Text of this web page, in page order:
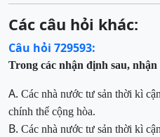
Các câu hỏi khác:
Câu hỏi 729593:
Trong các nhận định sau,
A. Các nhà nước tư sản thời kì
chính thể cộng hòa.
B. Các nhà nước tư sản thời kì